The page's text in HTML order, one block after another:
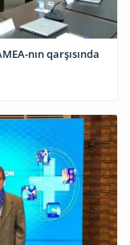
nın qarşısında